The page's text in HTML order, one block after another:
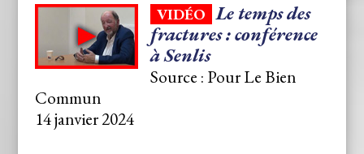
VIDÉO Le temps des
fractures : conférence
à Senlis
Source : Pour Le Bien
Commun
14 janvier 2024